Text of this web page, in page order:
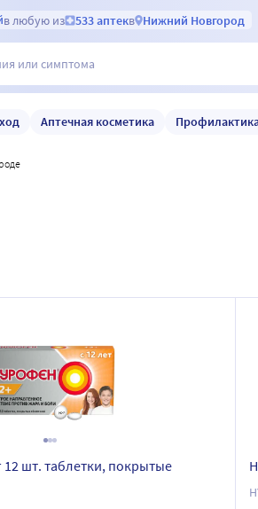
в любую из 533 аптекв Нижний Новгород
Аптечная косметика
12 шт. таблетки, покрытые